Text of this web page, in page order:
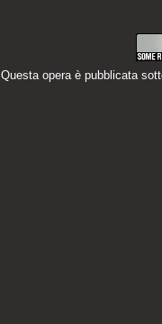
Questa opera è pubblicata